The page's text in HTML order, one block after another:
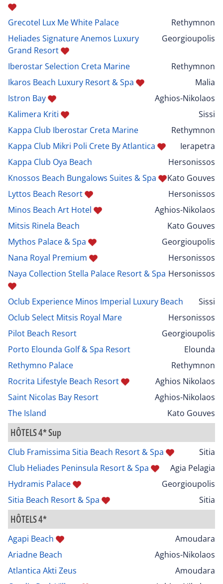
Grecotel Lux Me White Palace
Rethymnon
Heliades Signature Anemos Luxury
Grand Resort
Georgioupolis
Iberostar Selection Creta Marine
Rethymnon
Ikaros Beach Luxury Resort & Spa
Malia
Istron Bay
Aghios-Nikolaos
Kalimera Kriti
Sissi
Kappa Club Iberostar Creta Marine
Rethymnon
Kappa Club Mikri Poli Crete By Atlantica
Ierapetra
Kappa Club Oya Beach
Hersonissos
Knossos Beach Bungalows Suites & Spa
Kato Gouves
Lyttos Beach Resort
Hersonissos
Minos Beach Art Hotel
Aghios-Nikolaos
Mitsis Rinela Beach
Kato Gouves
Mythos Palace & Spa
Georgioupolis
Nana Royal Premium
Hersonissos
Naya Collection Stella Palace Resort & Spa Hersonissos
Oclub Experience Minos Imperial Luxury Beach
Sissi
Oclub Select Mitsis Royal Mare
Hersonissos
Pilot Beach Resort
Georgioupolis
Porto Elounda Golf & Spa Resort
Elounda
Rethymno Palace
Rethymnon
Rocrita Lifestyle Beach Resort
Aghios Nikolaos
Saint Nicolas Bay Resort
Aghios-Nikolaos
The Island
Kato Gouves
HÔTELS 4* Sup
Club Framissima Sitia Beach Resort & Spa
Sitia
Club Heliades Peninsula Resort & Spa
Agia Pelagia
Hydramis Palace
Georgioupolis
Sitia Beach Resort & Spa
Sitia
HÔTELS 4*
Agapi Beach
Amoudara
Ariadne Beach
Aghios-Nikolaos
Atlantica Akti Zeus
Amoudara